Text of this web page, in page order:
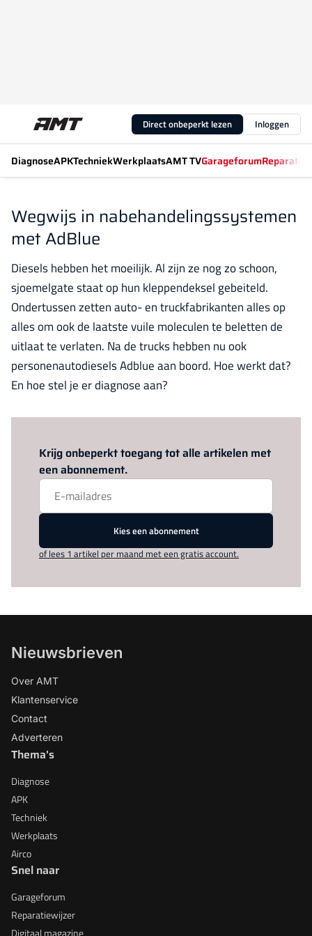
Direct onbeperkt lezen Inloggen
DiagnoseAPKTechniekWerkplaatsAMT TVGarageforum
Wegwijs in nabehandelingssystemen
met AdBlue
Diesels hebben het moeilijk. Al zijn ze nog zo schoon,
sjoemelgate staat op hun kleppendeksel gebeiteld.
Ondertussen zetten auto- en truckfabrikanten alles op
alles om ook de laatste vuile moleculen te beletten de
uitlaat te verlaten. Na de trucks hebben nu ook
personenautodiesels Adblue aan boord. Hoe werkt dat?
En hoe stel je er diagnose aan?
Krijg onbeperkt toegang tot alle artikelen met
een abonnement.
Kies een abonnement
of lees 1 artikel per maand met een gratis account.
Nieuwsbrieven
Over AMT
Klantenservice
Contact
Adverteren
Thema's
Diagnose
APK
Techniek
Werkplaats
Airco
Snel naar
Garageforum
Reparatiewijzer
Digitaal magazine